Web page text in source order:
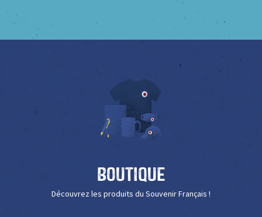
Boutique
Découvrez les produits du Souvenir Français !